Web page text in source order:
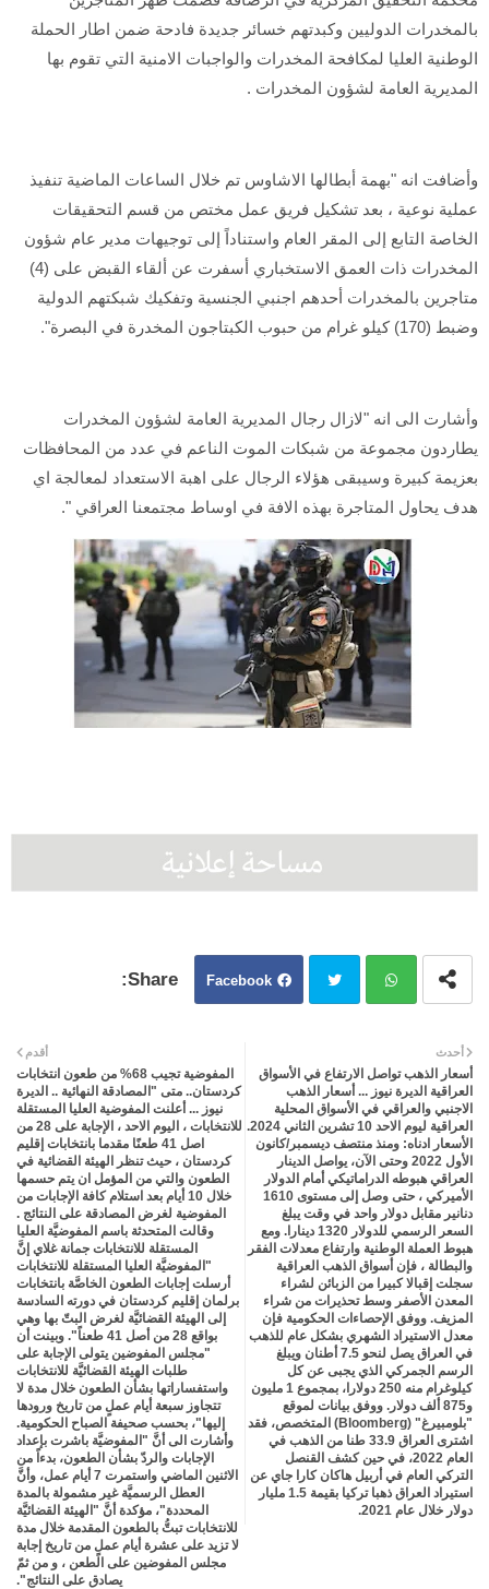
بالمخدرات الدوليين وكبدتهم خسائر جديدة فادحة ضمن اطار الحملة
الوطنية العليا لمكافحة المخدرات والواجبات الامنية التي تقوم بها
المديرية العامة لشؤون المخدرات .
وأضافت انه "بهمة أبطالها الاشاوس تم خلال الساعات الماضية تنفيذ
عملية نوعية ، بعد تشكيل فريق عمل مختص من قسم التحقيقات
الخاصة التابع إلى المقر العام واستناداً إلى توجيهات مدير عام شؤون
المخدرات ذات العمق الاستخباري أسفرت عن ألقاء القبض على (4)
متاجرين بالمخدرات أحدهم اجنبي الجنسية وتفكيك شبكتهم الدولية
وضبط (170) كيلو غرام من حبوب الكبتاجون المخدرة في البصرة".
وأشارت الى انه "لازال رجال المديرية العامة لشؤون المخدرات
يطاردون مجموعة من شبكات الموت الناعم في عدد من المحافظات
بعزيمة كبيرة وسيبقى هؤلاء الرجال على اهبة الاستعداد لمعالجة اي
هدف يحاول المتاجرة بهذه الافة في اوساط مجتمعنا العراقي ".
Facebook
ter atsa
pp
أحدث
أسعار الذهب تواصل الارتفاع في الأسواق
العراقية الديرة نيوز ... أسعار الذهب
الاجنبي والعراقي في الأسواق المحلية
العراقية ليوم الاحد 10 تشرين الثاني 2024.
الأسعار ادناه: ومنذ منتصف ديسمبر/كانون
الأول 2022 وحتى الآن، يواصل الدينار
العراقي هبوطه الدراماتيكي أمام الدولار
الأميركي ، حتى وصل إلى مستوى 1610
دنانير مقابل دولار واحد في وقت يبلغ
السعر الرسمي للدولار 1320 دينارا. ومع
هبوط العملة الوطنية وارتفاع معدلات الفقر
والبطالة ، فإن أسواق الذهب العراقية
سجلت إقبالا كبيرا من الزبائن لشراء
المعدن الأصفر وسط تحذيرات من شراء
المزيف. ووفق الإحصاءات الحكومية فإن
معدل الاستيراد الشهري بشكل عام للذهب
في العراق يصل لنحو 7.5 أطنان ويبلغ
الرسم الجمركي الذي يجبى عن كل
كيلوغرام منه 250 دولارا، بمجموع 1 مليون
و875 ألف دولار. ووفق بيانات لموقع
"بلومبيرغ" (Bloomberg) المتخصص، فقد
اشترى العراق 33.9 طنا من الذهب في
العام 2022، في حين كشف القنصل
التركي العام في أربيل هاكان كارا جاي عن
استيراد العراق ذهبا تركيا بقيمة 1.5 مليار
دولار خلال عام 2021.
أقدم
المفوضية تجيب 68% من طعون انتخابات
كردستان.. متى "المصادقة النهائية .. الديرة
نيوز ... أعلنت المفوضية العليا المستقلة
للانتخابات ، اليوم الاحد ، الإجابة على 28 من
اصل 41 طعنًا مقدما بانتخابات إقليم
كردستان ، حيث تنظر الهيئة القضائية في
الطعون والتي من المؤمل ان يتم حسمها
خلال 10 أيام بعد استلام كافة الإجابات من
المفوضية لغرض المصادقة على النتائج .
وقالت المتحدثة باسم المفوضيَّة العليا
المستقلة للانتخابات جمانة غلاي إنَّ
"المفوضيَّة العليا المستقلة للانتخابات
أرسلت إجابات الطعون الخاصَّة بانتخابات
برلمان إقليم كردستان في دورته السادسة
إلى الهيئة القضائيَّة لغرض البتّ بها وهي
بواقع 28 من أصل 41 طعناً". وبينت أن
"مجلس المفوضين يتولى الإجابة على
طلبات الهيئة القضائيَّة للانتخابات
واستفساراتها بشأن الطعون خلال مدة لا
تتجاوز سبعة أيام عملٍ من تاريخ ورودها
إليها"، بحسب صحيفة الصباح الحكومية.
وأشارت الى أنَّ "المفوضيَّة باشرت بإعداد
الإجابات والردّ بشأن الطعون، بدءاً من
الاثنين الماضي واستمرت 7 أيام عمل، وأنَّ
العطل الرسميَّة غير مشمولة بالمدة
المحددة"، مؤكدة أنَّ "الهيئة القضائيَّة
للانتخابات تبتُّ بالطعون المقدمة خلال مدة
لا تزيد على عشرة أيام عملٍ من تاريخ إجابة
مجلس المفوضين على الطعن ، و من ثمّ
يصادق على النتائج".